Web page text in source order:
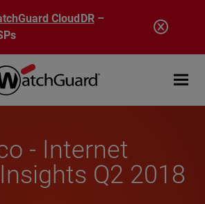
principal
CloudDR–
Open
- Internet
Q2 2018